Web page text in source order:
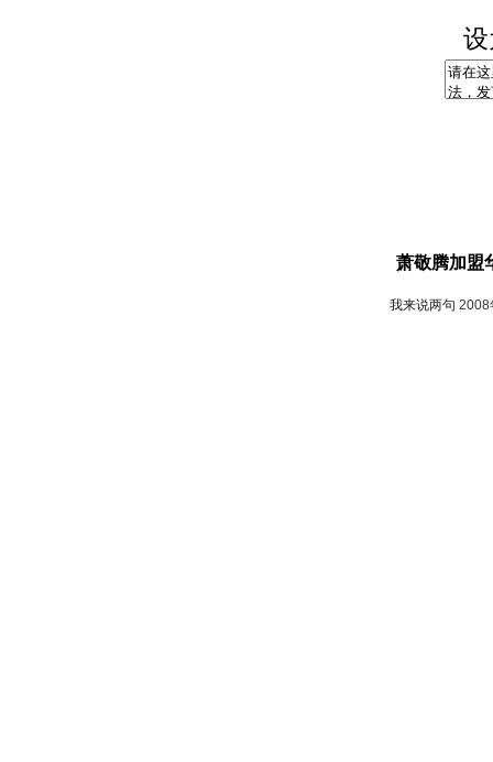
萧敬腾加盟
我来说两句 2008